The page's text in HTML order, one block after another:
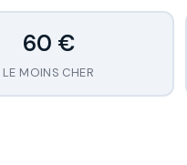
60 €
LE MOINS CHER